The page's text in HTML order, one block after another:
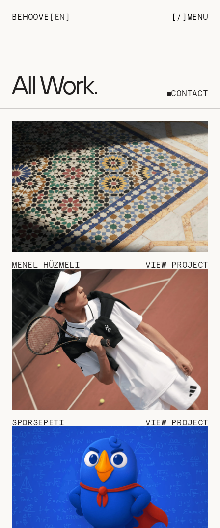
BEHOOVE [ EN ] [/ ] MENU
All Work. CONTACT
MENEL HÜZMELI VIEW PROJECT
SPORSEPETI VIEW PROJECT